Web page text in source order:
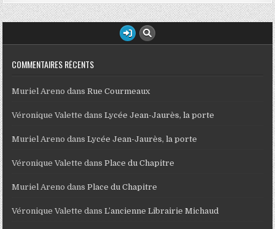
COMMENTAIRES RÉCENTS
Muriel Areno dansRue Courmeaux
Véronique Valette dansLycée Jean-Jaurès, la porte
Muriel Areno dansLycée Jean-Jaurès, la porte
Véronique Valette dansPlace du Chapitre
Muriel Areno dansPlace du Chapitre
Véronique Valette dansL’ancienne Librairie Michaud